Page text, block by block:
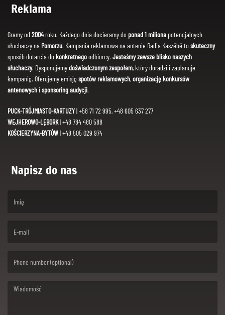
Reklama
Gramy od 2004roku. Każdego dnia docieramy do ponad 1 miliona potencjalnych
słuchaczy na Pomorzu. Kampania reklamowa na antenie Radia Kaszëbë toskuteczny
sposób dotarcia dokonkretnegoodbiorcy. Jesteśmy zawsze blisko naszych
słuchaczy. Dysponujemydoświadczonym zespołem, który doradzi i zaplanuje
kampanię. Oferujemy emisję spotów reklamowych,organizację konkursów
antenowychi sponsoring audycji.
PUCK-TRÓJMIASTO-KARTUZY| +58 71 72 995, +48 605 637 277
WEJHEROWO-LĘBORK| +48 784 480 588
KOŚCIERZYNA-BYTÓW| +48 505 029 974
Napisz do nas